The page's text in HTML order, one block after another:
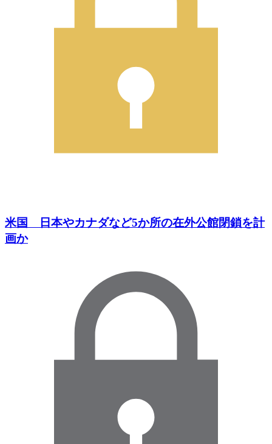
米国 日本やカナダなど5か所の在外公館閉鎖を計
画か